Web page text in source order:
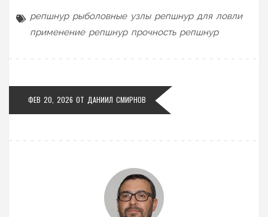
репшнур рыболовные узлы репшнур для ловли
применение репшнур прочность репшнур
ФЕВ 20, 2026 ОТ ДАНИИЛ СМИРНОВ